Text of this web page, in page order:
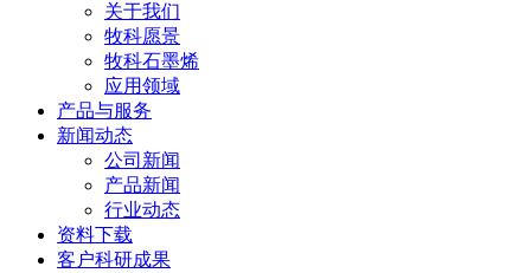
关于我们
牧科愿景
牧科石墨烯
应用领域
产品与服务
新闻动态
公司新闻
产品新闻
行业动态
资料下载
客户科研成果